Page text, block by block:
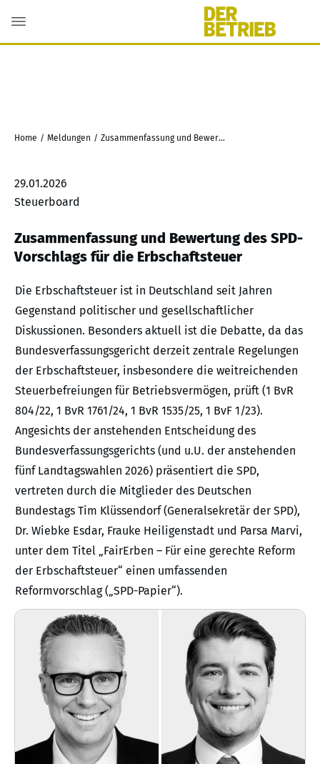
Home / Meldungen / Zusammenfassung und Bewertung des SPD-Vorschlags für die Erbschaftsteuer
29.01.2026
Steuerboard
Zusammenfassung und Bewertung des SPD-
Vorschlags für die Erbschaftsteuer
Die Erbschaftsteuer ist in Deutschland seit Jahren
Gegenstand politischer und gesellschaftlicher
Diskussionen. Besonders aktuell ist die Debatte, da das
Bundesverfassungsgericht derzeit zentrale Regelungen
der Erbschaftsteuer, insbesondere die weitreichenden
Steuerbefreiungen für Betriebsvermögen, prüft (1 BvR
804/22, 1 BvR 1761/24, 1 BvR 1535/25, 1 BvF 1/23).
Angesichts der anstehenden Entscheidung des
Bundesverfassungsgerichts (und u.U. der anstehenden
fünf Landtagswahlen 2026) präsentiert die SPD,
vertreten durch die Mitglieder des Deutschen
Bundestags Tim Klüssendorf (Generalsekretär der SPD),
Dr. Wiebke Esdar, Frauke Heiligenstadt und Parsa Marvi,
unter dem Titel „FairErben – Für eine gerechte Reform
der Erbschaftsteuer“ einen umfassenden
Reformvorschlag („SPD-Papier“).